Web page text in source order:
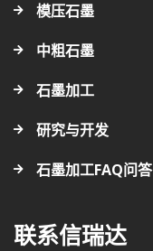
模压石墨
中粗石墨
石墨加工
研究与开发
石墨加工FAQ问答
联系信瑞达